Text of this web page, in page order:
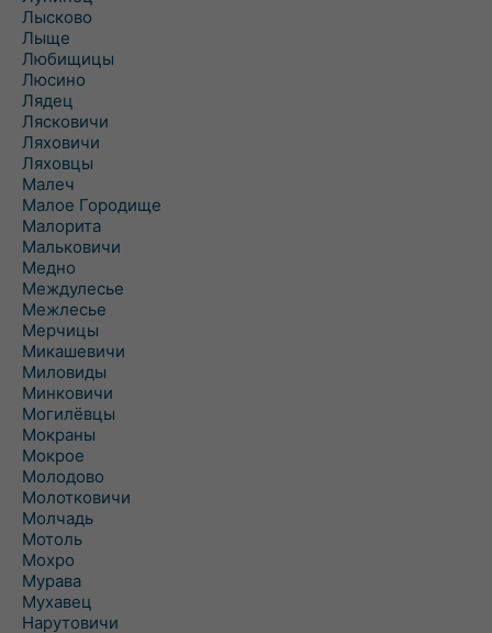
Лысково
Лыще
Любищицы
Люсино
Лядец
Лясковичи
Ляховичи
Ляховцы
Малеч
Малое Городище
Малорита
Мальковичи
Медно
Междулесье
Межлесье
Мерчицы
Микашевичи
Миловиды
Минковичи
Могилёвцы
Мокраны
Мокрое
Молодово
Молотковичи
Молчадь
Мотоль
Мохро
Мурава
Мухавец
Нарутовичи